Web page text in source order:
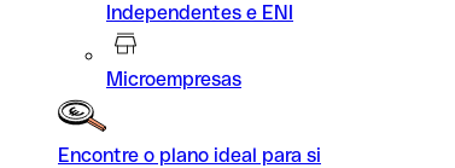
Independentes e ENI
Microempresas
Encontre o plano ideal para si